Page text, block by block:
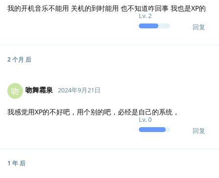
Lv.2
我的开机音乐不能用 关机的到时能用 也不知道咋回事 我也是XP的
回复
2 个月 后
吻 吻舞霜泉
Lv.0
2024年9月21日
我感觉用XP的不好吧，用个别的吧，必经是自己的系统，
回复
1 年 后